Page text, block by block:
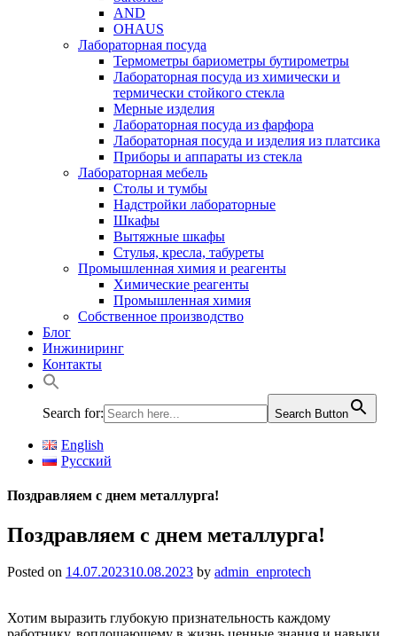
AND
OHAUS
Лабораторная посуда
Термометры бариометры бутирометры
Лабораторная посуда из химически и
термически стойкого стекла
Мерные изделия
Лабораторная посуда из фарфора
Лабораторная посуда и изделия из платсика
Приборы и аппараты из стекла
Лабораторная мебель
Столы и тумбы
Надстройки лабораторные
Шкафы
Вытяжные шкафы
Стулья, кресла, табуреты
Промышленная химия и реагенты
Химические реагенты
Промышленная химия
Собственное производство
Блог
Инжиниринг
Контакты
Search for: Search Button
English
Русский
Поздравляем с днем металлурга!
Поздравляем с днем металлурга!
Posted on 14.07.202310.08.2023 by admin_enprotech
Хотим выразить глубокую признательность каждому